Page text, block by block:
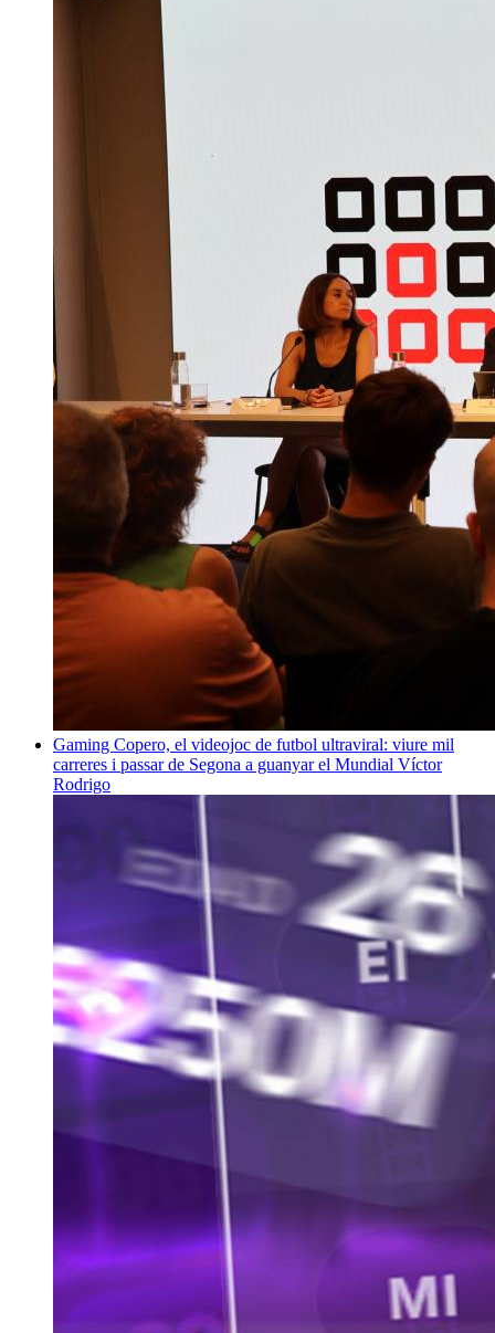
Gaming Copero, el videojoc de futbol ultraviral: viure mil
carreres i passar de Segona a guanyar el Mundial Víctor
Rodrigo